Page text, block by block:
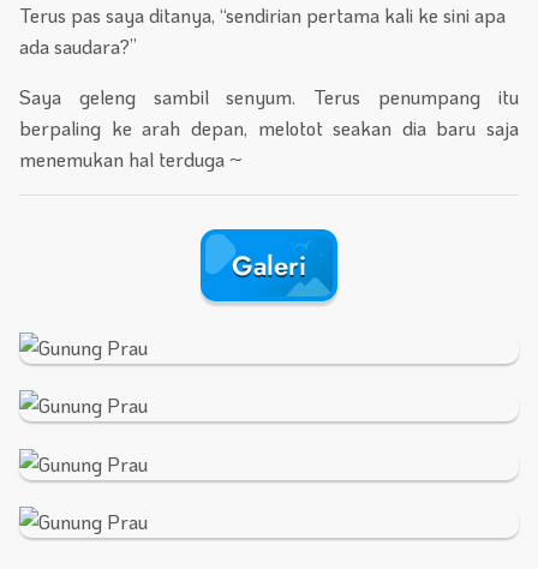
Terus pas saya ditanya, “sendirian pertama kali ke sini apa
ada saudara?”
Saya geleng sambil senyum. Terus penumpang itu
berpaling ke arah depan, melotot seakan dia baru saja
menemukan hal terduga ~
Galeri